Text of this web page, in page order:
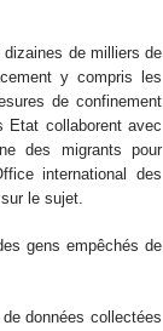
de milliers de
y compris les
de confinement
Etat collaborent avec
des migrants pour
international des
le sujet.
gens empêchés de
données collectées